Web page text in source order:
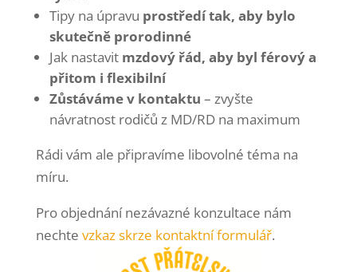
Tipy na úpravu prostředí tak, aby bylo
skutečně prorodinné
Jak nastavit mzdový řád, aby byl férový a
přitom i flexibilní
Zůstáváme v kontaktu – zvyšte
návratnost rodičů z MD/RD na maximum
Rádi vám ale připravíme libovolné téma na
míru.
Pro objednání nezávazné konzultace nám
nechte vzkaz skrze kontaktní formulář.